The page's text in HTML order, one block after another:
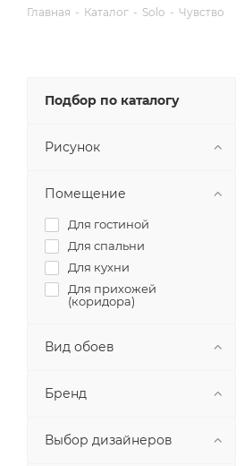
Главная - Каталог - Solo - Чувство
Подбор по каталогу
Рисунок
Помещение
Для гостиной
Для спальни
Для кухни
Для прихожей
(коридора)
Вид обоев
Бренд
Выбор дизайнеров